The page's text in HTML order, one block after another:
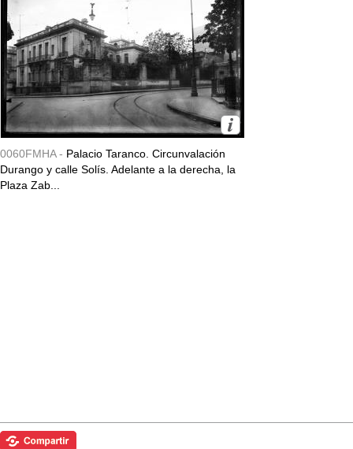
0060FMHA - Palacio Taranco. Circunvalación
Durango y calle Solís. Adelante a la derecha, la
Plaza Zab...